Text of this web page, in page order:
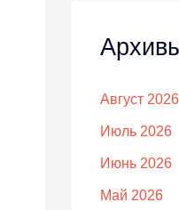
Август 2026
Июль 2026
Июнь 2026
Май 2026